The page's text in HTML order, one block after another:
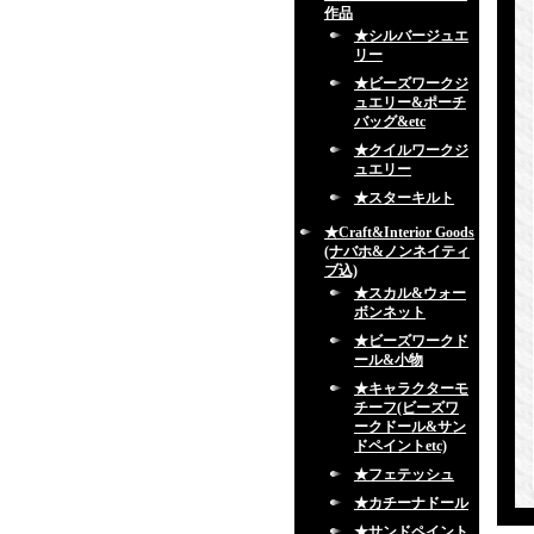
作品
★シルバージュエ
リー
★ビーズワークジ
ュエリー&ポーチ
バッグ&etc
★クイルワークジ
ュエリー
★スターキルト
★Craft&Interior Goods
(ナバホ&ノンネイティ
ブ込)
★スカル&ウォー
ボンネット
★ビーズワークド
ール&小物
★キャラクターモ
チーフ(ビーズワ
ークドール&サン
ドペイントetc)
★フェテッシュ
★カチーナドール